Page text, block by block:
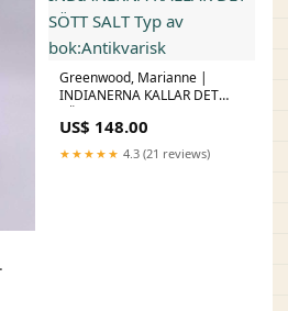
Greenwood, Marianne |
INDIANERNA KALLAR DET
SÖTT SALT Typ av
bok:Antikvarisk
US$ 148.00
★★★★★ 4.3 (21 reviews)